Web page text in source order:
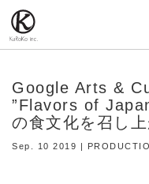
Google Arts &
”Flavors of
の食文化を召し
Sep. 10 2019 |